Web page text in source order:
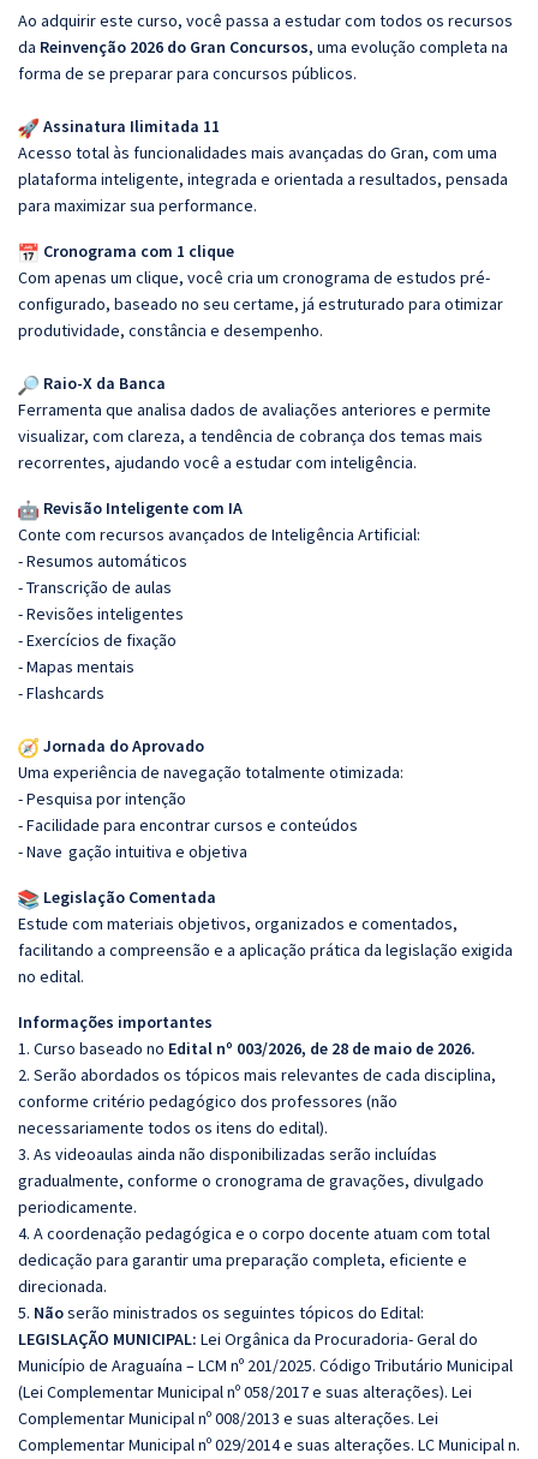
Ao adquirir este curso, você passa a estudar com todos os recursos
da Reinvenção 2026 do Gran Concursos, uma evolução completa na
forma de se preparar para concursos públicos.
Assinatura Ilimitada 11
Acesso total às funcionalidades mais avançadas do Gran, com uma
plataforma inteligente, integrada e orientada a resultados, pensada
para maximizar sua performance.
Cronograma com 1 clique
Com apenas um clique, você cria um cronograma de estudos pré-
configurado, baseado no seu certame, já estruturado para otimizar
produtividade, constância e desempenho.
Raio-X da Banca
Ferramenta que analisa dados de avaliações anteriores e permite
visualizar, com clareza, a tendência de cobrança dos temas mais
recorrentes, ajudando você a estudar com inteligência.
Revisão Inteligente com IA
Conte com recursos avançados de Inteligência Artificial:
- Resumos automáticos
- Transcrição de aulas
- Revisões inteligentes
- Exercícios de fixação
- Mapas mentais
- Flashcards
Jornada do Aprovado
Uma experiência de navegação totalmente otimizada:
- Pesquisa por intenção
- Facilidade para encontrar cursos e conteúdos
- Nave gação intuitiva e objetiva
Legislação Comentada
Estude com materiais objetivos, organizados e comentados,
facilitando a compreensão e a aplicação prática da legislação exigida
no edital.
Informações importantes
1. Curso baseado no Edital nº 003/2026, de 28 de maio de 2026.
2. Serão abordados os tópicos mais relevantes de cada disciplina,
conforme critério pedagógico dos professores (não
necessariamente todos os itens do edital).
3. As videoaulas ainda não disponibilizadas serão incluídas
gradualmente, conforme o cronograma de gravações, divulgado
periodicamente.
4. A coordenação pedagógica e o corpo docente atuam com total
dedicação para garantir uma preparação completa, eficiente e
direcionada.
5. Nãoserão ministrados os seguintes tópicos do Edital:
LEGISLAÇÃO MUNICIPAL: Lei Orgânica da Procuradoria- Geral do
Município de Araguaína – LCM nº 201/2025. Código Tributário Municipal
(Lei Complementar Municipal nº 058/2017 e suas alterações). Lei
Complementar Municipal nº 008/2013 e suas alterações. Lei
Complementar Municipal nº 029/2014 e suas alterações. LC Municipal n.